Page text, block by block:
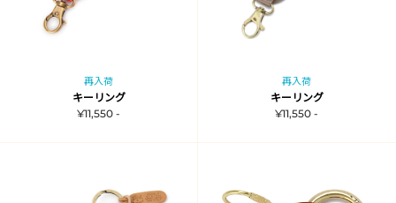
再入荷
キーリング
¥11,550 -
再入荷
キーリング
¥11,550 -